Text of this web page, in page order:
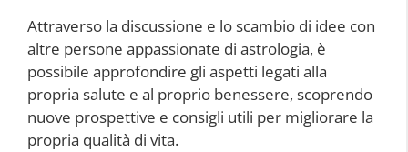
Attraverso la discussione e lo scambio di idee con
altre persone appassionate di astrologia, è
possibile approfondire gli aspetti legati alla
propria salute e al proprio benessere, scoprendo
nuove prospettive e consigli utili per migliorare la
propria qualità di vita.